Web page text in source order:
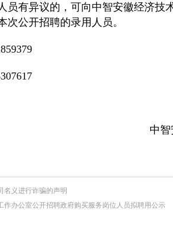
员有异议的，可向中智安徽经济技
次公开招聘的录用人员。
中
名义进行诈骗的声明
作办公室公开招聘政府购买服务岗位人员拟聘用公示